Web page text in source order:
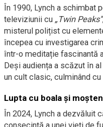
În 1990, Lynch a schimbat
televiziunii cu „Twin Peaks”
misterul polițist cu
începea cu investigarea
într-o meditație fascinantă
Deși audiența a scăzut în
un cult clasic, culminând
Lupta cu boala și
În 2024, Lynch a dezvăluit